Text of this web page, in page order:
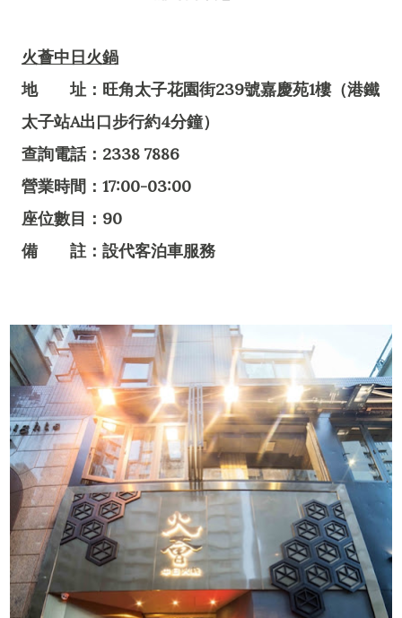
火薈中日火鍋
地 址：旺角太子花園街239號嘉慶苑1樓（港鐵
太子站A出口步行約4分鐘）
查詢電話：2338 7886
營業時間：17:00-03:00
座位數目：90
備 註：設代客泊車服務